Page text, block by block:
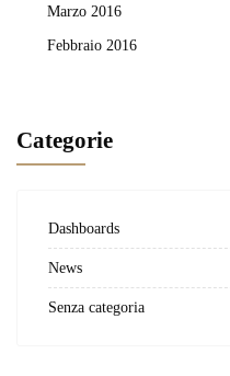
Marzo 2016
Febbraio 2016
Categorie
Dashboards
News
Senza categoria